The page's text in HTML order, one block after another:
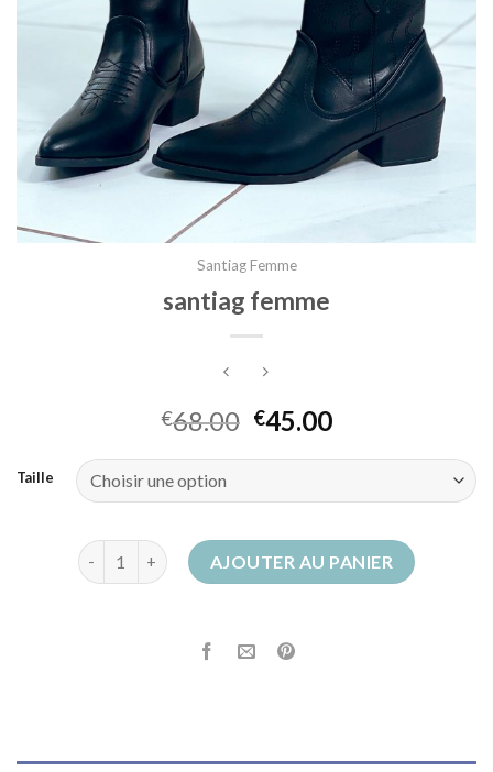
Santiag Femme
santiag femme
€68.00 €45.00
Taille
quantité de santiag femmeAJOUTER AU PANIER